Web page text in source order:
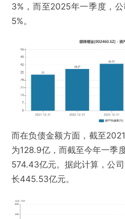
3%，而至2025年一季度，
5%。
而在负债金额方面，截至
为128.9亿，而截至今年一季
574.43亿元。据此计算，公
长445.53亿元。